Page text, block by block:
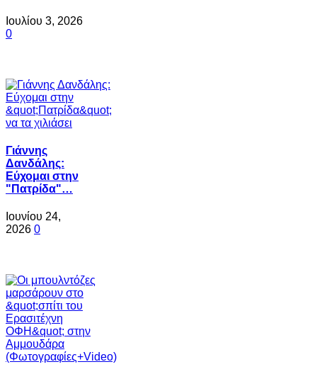
Ιουλίου 3, 2026
0
Γιάννης
Δανδάλης:
Εύχομαι στην
"Πατρίδα"…
Ιουνίου 24,
2026 0